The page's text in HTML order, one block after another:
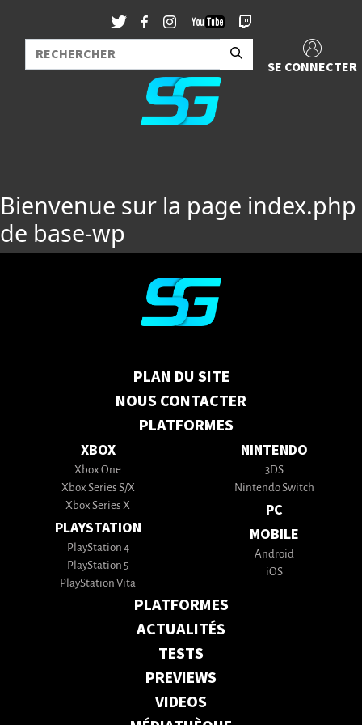
SE CONNECTER
Bienvenue sur la page index.php
de base-wp
PLAN DU SITE
NOUS CONTACTER
PLATFORMES
XBOX
Xbox One
Xbox Series S/X
Xbox Series X
PLAYSTATION
PlayStation 4
PlayStation 5
PlayStation Vita
NINTENDO
3DS
Nintendo Switch
PC
MOBILE
Android
iOS
PLATFORMES
ACTUALITÉS
TESTS
PREVIEWS
VIDEOS